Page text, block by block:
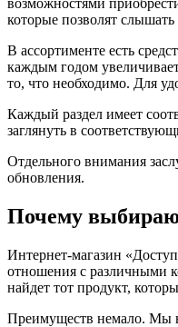
возможностями
которые позволят
В ассортименте есть
каждым годом
то, что необходимо. Для
Каждый раздел имеет
заглянуть в
Отдельного внимания
обновления.
Почему
Интернет-магазин
отношения с различными
найдет тот продукт,
Преимуществ немало. Мы